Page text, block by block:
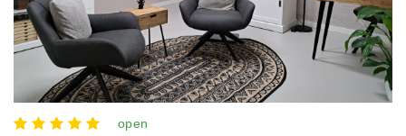
open